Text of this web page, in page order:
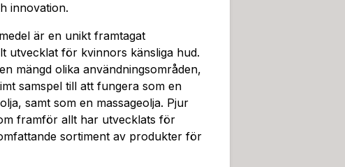
innovation.
är en unikt framtagat
utvecklat för kvinnors känsliga hud.
mängd olika användningsområden,
samspel till att fungera som en
samt som en massageolja. Pjur
framför allt har utvecklats för
sortiment av produkter för